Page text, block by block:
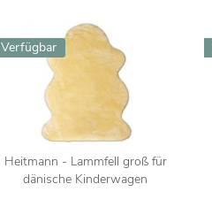
Verfügbar
Heitmann - Lammfell groß für
dänische Kinderwagen